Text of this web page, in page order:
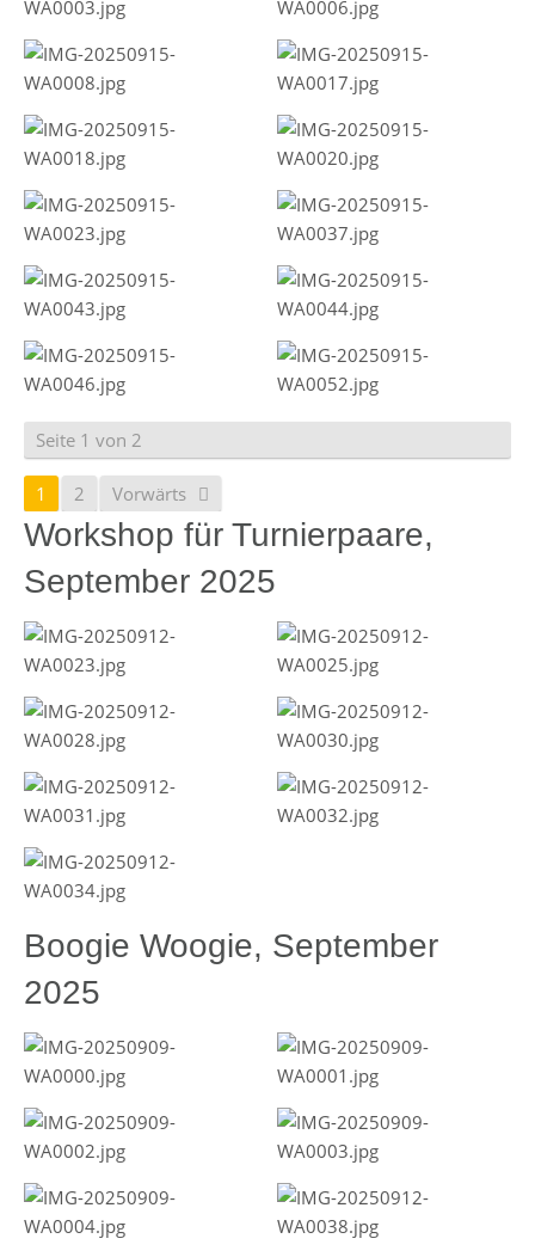
Seite 1 von 2
1 2 Vorwärts
Workshop für Turnierpaare,
September 2025
Boogie Woogie, September
2025